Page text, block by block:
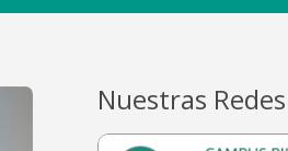
Nuestras Redes